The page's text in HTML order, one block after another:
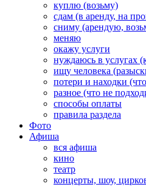
куплю (возьму)
сдам (в аренду, на
сниму (арендую,
меняю
окажу услуги
нуждаюсь в услугах
ищу человека
потери и находки
разное (что не
способы оплаты
правила раздела
Фото
Афиша
вся афиша
кино
театр
концерты, шоу,